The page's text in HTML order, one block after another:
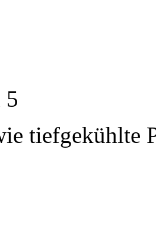
5
tiefgekühlte